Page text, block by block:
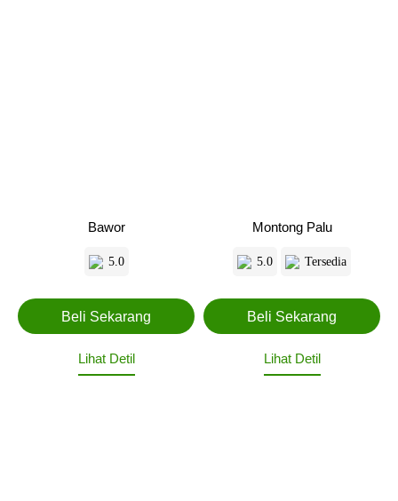
Bawor
5.0
Lihat Detil
Montong Palu
5.0 Tersedia
Lihat Detil